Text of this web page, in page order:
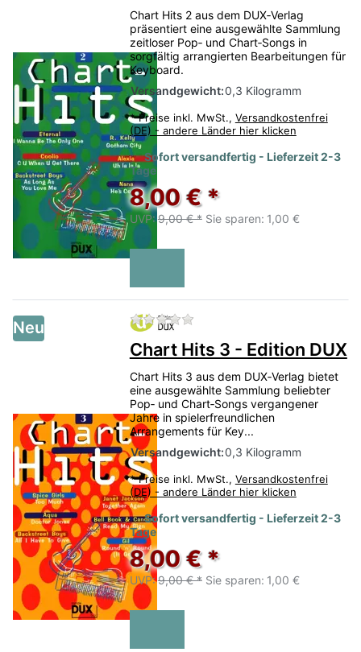
Chart Hits 2 aus dem DUX‑Verlag
präsentiert eine ausgewählte Sammlung
zeitloser Pop‑ und Chart‑Songs in
sorgfältig arrangierten Bearbeitungen für
Keyboard.
Versandgewicht:0,3 Kilogramm
* Preise inkl. MwSt., Versandkostenfrei
(DE) - andere Länder hier klicken
Sofort versandfertig - Lieferzeit 2-3
Tage
8,00 € *
UVP:9,00 € * Sie sparen: 1,00 €
Neu Zu diesem Produkt liegen
Chart Hits 3 - Edition DUX
Chart Hits 3 aus dem DUX‑Verlag bietet
eine ausgewählte Sammlung beliebter
Pop‑ und Chart‑Songs vergangener
Jahre in spielerfreundlichen
Arrangements für Key...
Versandgewicht:0,3 Kilogramm
* Preise inkl. MwSt., Versandkostenfrei
(DE) - andere Länder hier klicken
Sofort versandfertig - Lieferzeit 2-3
Tage
8,00 € *
UVP:9,00 € * Sie sparen: 1,00 €